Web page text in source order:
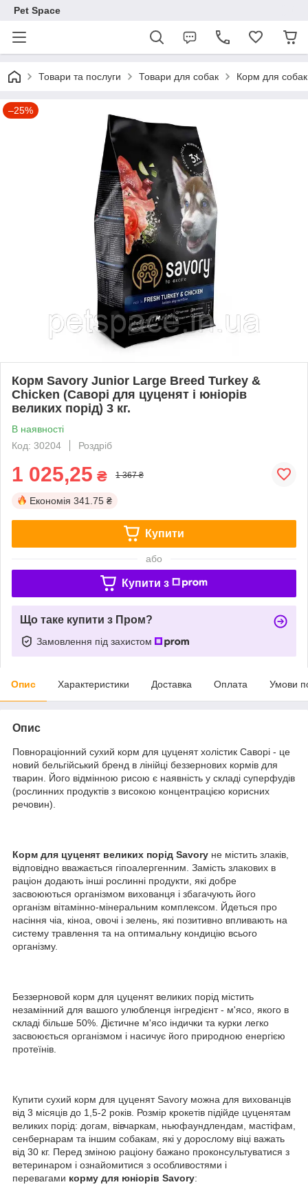
Pet Space
Товари та послуги Товари для собак Корм для собак
–25%
Корм Savory Junior Large Breed Turkey &
Chicken (Саворі для цуценят і юніорів
великих порід) 3 кг.
В наявності
Код: 30204
Роздріб
1 025,25 ₴ 1 367 ₴
Економія 341.75 ₴
Купити
або
Купити з
Що таке купити з Пром?
Замовлення під захистом
Опис Характеристики Доставка Оплата Умови
Опис
Повнораціонний сухий корм для цуценят холістик Саворі - це
новий бельгійський бренд в лінійці беззернових кормів для
тварин. Його відмінною рисою є наявність у складі суперфудів
(рослинних продуктів з високою концентрацією корисних
речовин).
Корм для цуценят великих порід Savory не містить злаків,
відповідно вважається гіпоалергенним. Замість злакових в
раціон додають інші рослинні продукти, які добре
засвоюються організмом вихованця і збагачують його
організм вітамінно-мінеральним комплексом. Йдеться про
насіння чіа, кіноа, овочі і зелень, які позитивно впливають на
систему травлення та на оптимальну кондицію всього
організму.
Беззерновой корм для цуценят великих порід містить
незамінний для вашого улюбленця інгредієнт - м'ясо, якого в
складі більше 50%. Дієтичне м'ясо індички та курки легко
засвоюється організмом і насичує його природною енергією
протеїнів.
Купити сухий корм для цуценят Savory можна для вихованців
від 3 місяців до 1,5-2 років. Розмір крокетів підійде цуценятам
великих порід: догам, вівчаркам, ньюфаундлендам, мастіфам,
сенбернарам та іншим собакам, які у дорослому віці важать
від 30 кг. Перед зміною раціону бажано проконсультуватися з
ветеринаром і ознайомитися з особливостями і
перевагами корму для юніорів Savory: